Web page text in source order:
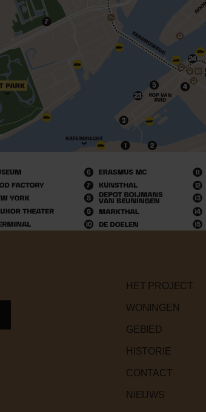
HET PROJECT
WONINGEN
GEBIED
HISTORIE
CONTACT
NIEUWS